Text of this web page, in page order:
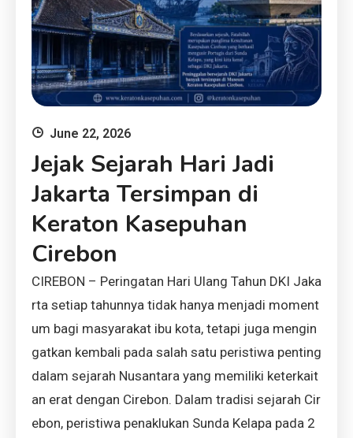
June 22, 2026
Jejak Sejarah Hari Jadi
Jakarta Tersimpan di
Keraton Kasepuhan
Cirebon
CIREBON – Peringatan Hari Ulang Tahun DKI Jaka
rta setiap tahunnya tidak hanya menjadi moment
um bagi masyarakat ibu kota, tetapi juga mengin
gatkan kembali pada salah satu peristiwa penting
dalam sejarah Nusantara yang memiliki keterkait
an erat dengan Cirebon. Dalam tradisi sejarah Cir
ebon, peristiwa penaklukan Sunda Kelapa pada 2